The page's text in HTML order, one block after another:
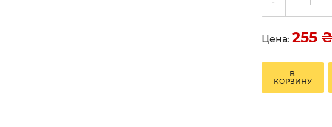
Цена: 255 ₴
В
КОРЗИНУ